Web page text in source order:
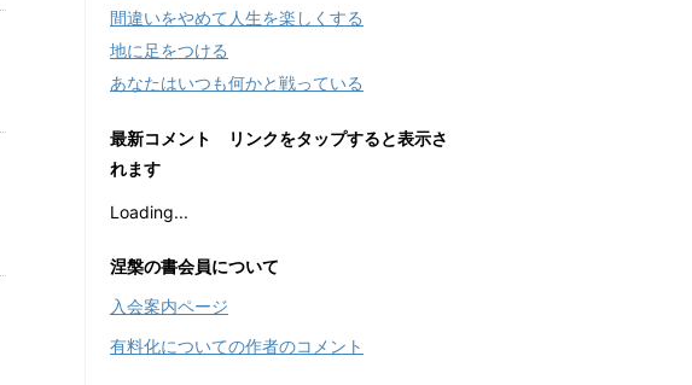
間違いをやめて人生を楽しくする
地に足をつける
あなたはいつも何かと戦っている
最新コメント リンクをタップすると表示さ
れます
Loading...
涅槃の書会員について
入会案内ページ
有料化についての作者のコメント